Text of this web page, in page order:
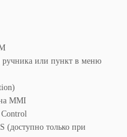
или пункт в меню
MMI
(доступно только при